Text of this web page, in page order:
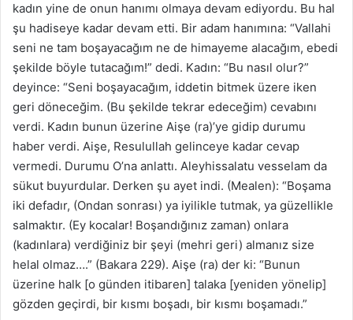
kadın yine de onun hanımı olmaya devam ediyordu. Bu hal
şu hadiseye kadar devam etti. Bir adam hanımına: “Vallahi
seni ne tam boşayacağım ne de himayeme alacağım, ebedi
şekilde böyle tutacağım!” dedi. Kadın: “Bu nasıl olur?”
deyince: “Seni boşayacağım, iddetin bitmek üzere iken
geri döneceğim. (Bu şekilde tekrar edeceğim) cevabını
verdi. Kadın bunun üzerine Aişe (ra)’ye gidip durumu
haber verdi. Aişe, Resulullah gelinceye kadar cevap
vermedi. Durumu O’na anlattı. Aleyhissalatu vesselam da
sükut buyurdular. Derken şu ayet indi. (Mealen): “Boşama
iki defadır, (Ondan sonrası) ya iyilikle tutmak, ya güzellikle
salmaktır. (Ey kocalar! Boşandığınız zaman) onlara
(kadınlara) verdiğiniz bir şeyi (mehri geri) almanız size
helal olmaz….” (Bakara 229). Aişe (ra) der ki: “Bunun
üzerine halk [o günden itibaren] talaka [yeniden yönelip]
gözden geçirdi, bir kısmı boşadı, bir kısmı boşamadı.”